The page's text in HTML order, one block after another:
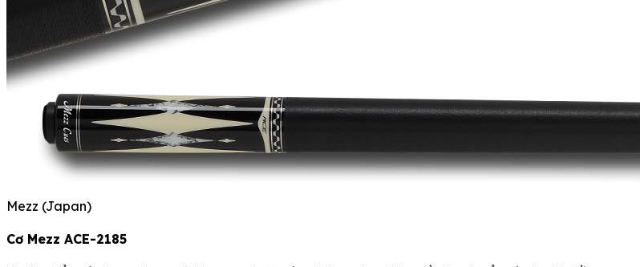
Mezz (Japan)
Cơ Mezz ACE-2185